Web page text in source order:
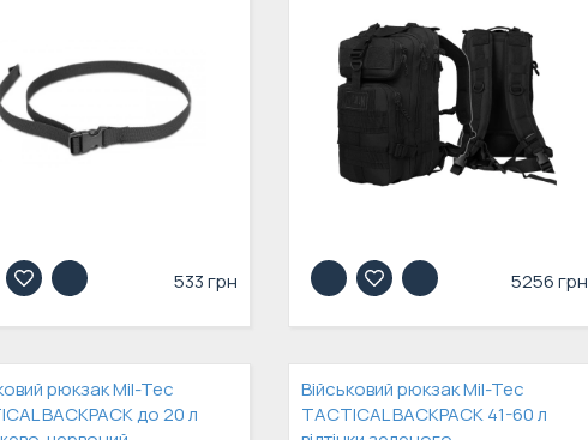
533 грн 5256 грн
рюкзак Mil-Tec
BACKPACK до 20 л
Військовий рюкзак Mil-Tec
TACTICAL BACKPACK 41-60 л